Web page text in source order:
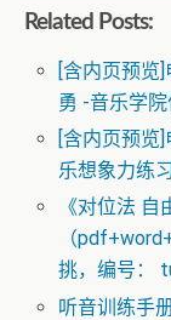
Related Posts:
[含内页预览
勇 -音乐学
[含内页预览
乐想象力练
《对位法
（
挑，编号：
听音训练手